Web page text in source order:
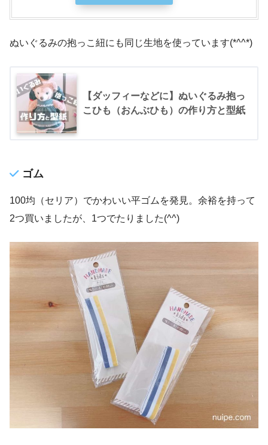
ぬいぐるみの抱っこ紐にも同じ生地を使っています(*^^*)
【ダッフィーなどに】ぬいぐるみ抱っ
こひも（おんぶひも）の作り方と型紙
ゴム
100均（セリア）でかわいい平ゴムを発見。余裕を持って
2つ買いましたが、1つでたりました(^^)